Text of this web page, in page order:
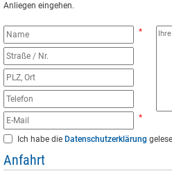
Anliegen eingehen.
*
*
Ich habe die Datenschutzerklärung
Anfahrt